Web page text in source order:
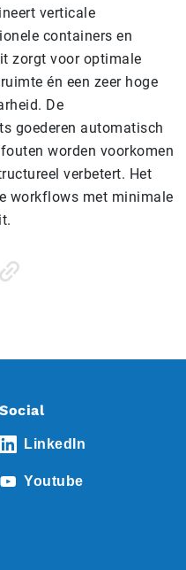
verticale
containers en
zorgt voor optimale
én een zeer hoge
De
goederen automatisch
worden voorkomen
verbetert. Het
workflows met minimale
Social
LinkedIn
Youtube